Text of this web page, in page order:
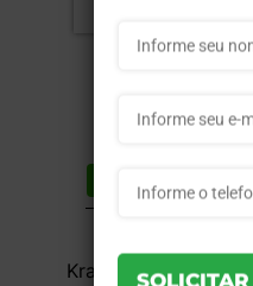
Lista de desejos
Kraft 240g com